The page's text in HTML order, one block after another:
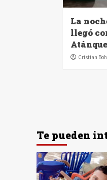
La
llegó
Cristian
Te pueden